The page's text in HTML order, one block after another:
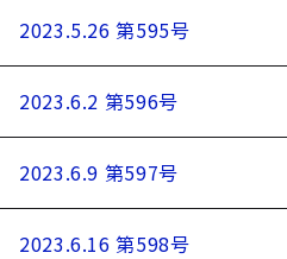
2023.5.26 第595号
2023.6.2 第596号
2023.6.9 第597号
2023.6.16 第598号